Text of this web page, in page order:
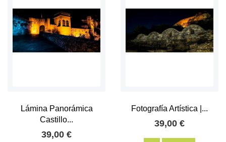
Lámina Panorámica
Castillo...
39,00 €
Fotografía Artística |...
39,00 €